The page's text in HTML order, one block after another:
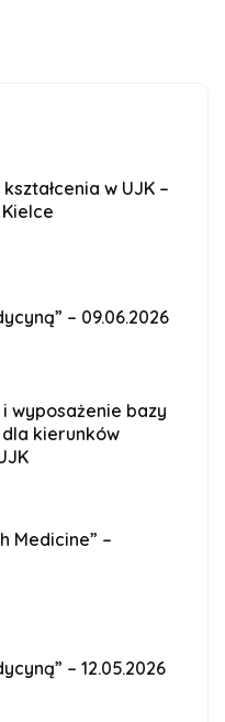
w UJK –
– 09.06.2026
wyposażenie bazy
kierunków
Medicine” –
– 12.05.2026